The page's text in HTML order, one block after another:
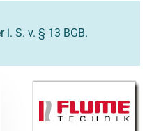
S. v. § 13 BGB.